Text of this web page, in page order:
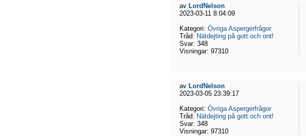
av LordNelson
2023-03-11 8:04:09
Kategori: Övriga Aspergerfrågor
Tråd: Nätdejting på gott och ont!
Svar: 348
Visningar: 97310
av LordNelson
2023-03-05 23:39:17
Kategori: Övriga Aspergerfrågor
Tråd: Nätdejting på gott och ont!
Svar: 348
Visningar: 97310